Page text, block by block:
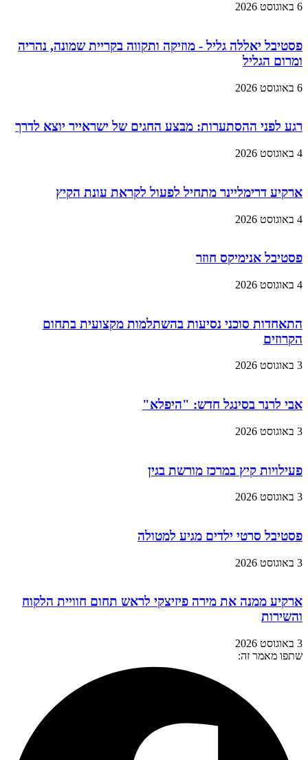
6 באוגוסט 2026
פסטיבל יאללה גליל - מוזיקה ותקווה בקריית שמונה, נהריה
ומרום הגליל
6 באוגוסט 2026
רגע לפני ההסתערות: מבצע החגים של ישראייר יוצא לדרך
4 באוגוסט 2026
ארקיע דרימליינר מתחיל לפעול לקראת עונת הקיץ
4 באוגוסט 2026
פסטיבל אנימיקס חוזר
4 באוגוסט 2026
התאחדות סוכני נסיעות בהשתלמות מקצועית בתחום
הקרוזים
3 באוגוסט 2026
אבי לרנר בסינגל חדש: "היפלא"
3 באוגוסט 2026
פעילויות קיץ במרכז מורשת בגין
3 באוגוסט 2026
פסטיבל סרטי ילדים מגיע למטולה
3 באוגוסט 2026
ארקיע ממנה את מירה פיזיצקי לראש תחום חוויית הלקוח
והשירות
3 באוגוסט 2026
שתפו מאמר זה: